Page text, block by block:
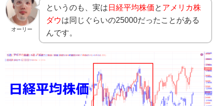
オーリー
というのも、実は 日経平均株価 と アメリカ株
ダウは同じぐらいの25000だったことがある
んです。